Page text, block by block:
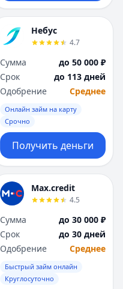
Небус
4.7
Сумма
до 50 000 ₽
Срок
до 113 дней
Одобрение
Среднее
Онлайн займ на карту
Срочно
Получить деньги
Max.credit
4.5
Сумма
до 30 000 ₽
Срок
до 30 дней
Одобрение
Среднее
Быстрый займ онлайн
Круглосуточно